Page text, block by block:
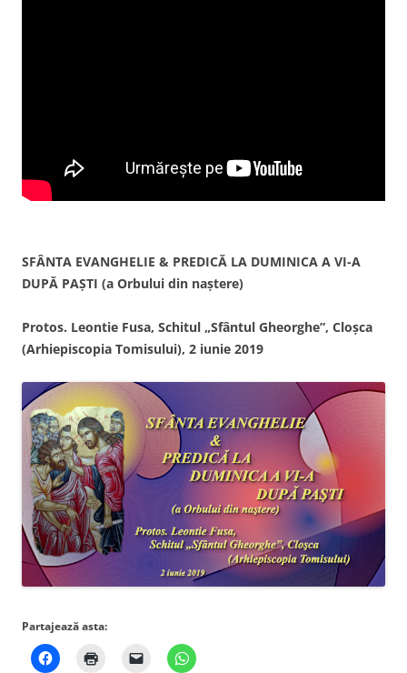
SFÂNTA EVANGHELIE & PREDICĂ LA DUMINICA A VI-A
DUPĂ PAŞTI (a Orbului din naştere)
Protos. Leontie Fusa, Schitul „Sfântul Gheorghe”, Cloşca
(Arhiepiscopia Tomisului), 2 iunie 2019
Partajează asta: